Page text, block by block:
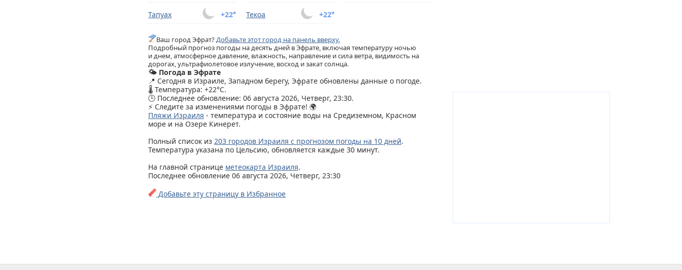
+22°
Тапуах +22°
Текоа
Ваш город Эфрат?Добавьте этот город на панель вверху.
Подробный прогноз погоды на десять дней в Эфрате, включая температуру ночью
и днем, атмосферное давление, влажность, направление и сила ветра, видимость на
дорогах, ультрафиолетовое излучение, восход и закат солнца.
🌤️ Погода в Эфрате
📍 Сегодня в Израиле, Западном берегу, Эфрате обновлены данные о погоде.
🌡️ Температура: +22°C.
🕒 Последнее обновление: 06 августа 2026, Четверг, 23:30.
⚡ Следите за изменениями погоды в Эфрате! 🌍
Пляжи Израиля - температура и состояние воды на Средиземном, Красном
море и на Озере Кинерет.
Полный список из 203 городов Израиля с прогнозом погоды на 10 дней.
Температура указана по Цельсию, обновляется каждые 30 минут.
На главной странице метеокарта Израиля.
Последнее обновление 06 августа 2026, Четверг, 23:30
Добавьте эту страницу в Избранное